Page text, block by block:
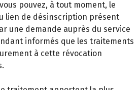
pouvez, à tout moment, le
lien de désinscription présent
une demande auprès du service
informés que les traitements
à cette révocation